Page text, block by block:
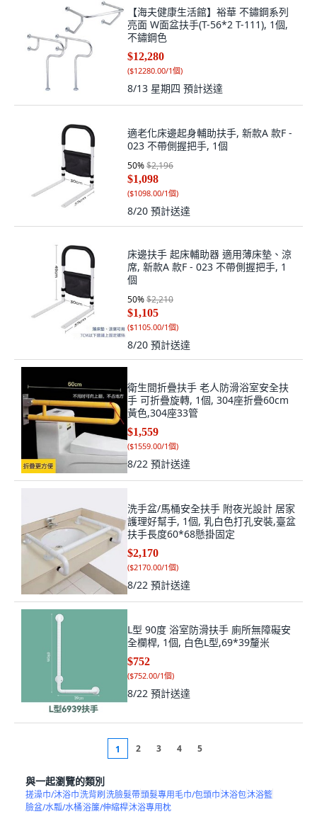
【海夫健康生活館】裕華 不鏽鋼系列
亮面 W面盆扶手(T-56*2 T-111), 1個,
不鏽鋼色
$12,280
($12280.00/1個)
8/13 星期四 預計送達
適老化床邊起身輔助扶手, 新款A 款F -
023 不帶側握把手, 1個
50%$2,196
$1,098
($1098.00/1個)
8/20 預計送達
床邊扶手 起床輔助器 適用薄床墊、涼
席, 新款A 款F - 023 不帶側握把手, 1
個
50%$2,210
$1,105
($1105.00/1個)
8/20 預計送達
衛生間折疊扶手 老人防滑浴室安全扶
手 可折疊旋轉, 1個, 304座折疊60cm
黃色,304座33管
$1,559
($1559.00/1個)
8/22 預計送達
洗手盆/馬桶安全扶手 附夜光設計 居家
護理好幫手, 1個, 乳白色打孔安裝,臺盆
扶手長度60*68懸掛固定
$2,170
($2170.00/1個)
8/22 預計送達
L型 90度 浴室防滑扶手 廁所無障礙安
全欄桿, 1個, 白色L型,69*39釐米
$752
($752.00/1個)
8/22 預計送達
1 2 3 4 5
與一起瀏覽的類別
搓澡巾/沐浴巾洗背刷洗臉髮帶頭髮專用毛巾/包頭巾沐浴包沐浴籃
臉盆/水瓢/水桶浴簾/伸縮桿沐浴專用枕